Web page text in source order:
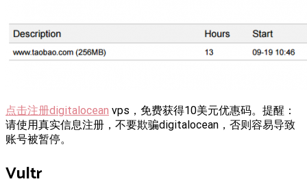
点击注册digitalocean vps，免费获得10美元优惠码。提醒：
请使用真实信息注册，不要欺骗digitalocean，否则容易导致
账号被暂停。
Vultr